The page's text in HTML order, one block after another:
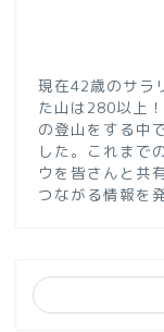
現在42歳のサラ
た山は280以上
の登山をする中
した。これまで
ウを皆さんと共
つながる情報を